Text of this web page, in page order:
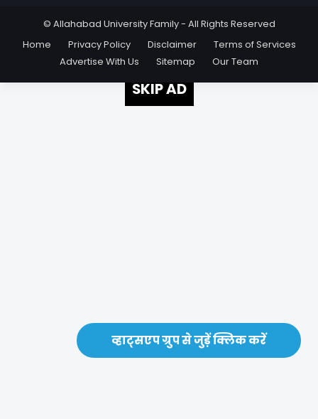
व्हाट्सएप ग्रुप से जुड़ें क्लिक करें
© Allahabad University Family - All Rights Reserved
Home
Privacy Policy Disclaimer
Terms of Services
Advertise With Us
Sitemap Our Team
SKIP AD